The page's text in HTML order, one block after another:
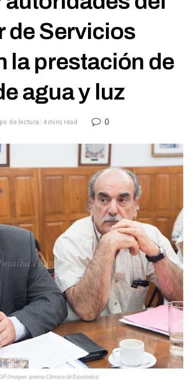
de Servicios
la prestación de
agua y luz
de lectura: 4 mins read 0
(Imagen: prensa Cámara de Diputados)